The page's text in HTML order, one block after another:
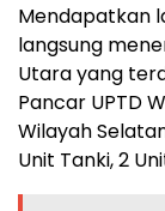
Mendapatkan
langsung
Utara yang
Pancar UPTD
Wilayah
Unit Tanki, 2